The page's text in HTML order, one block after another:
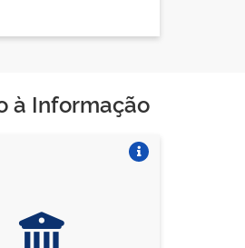
à Informação